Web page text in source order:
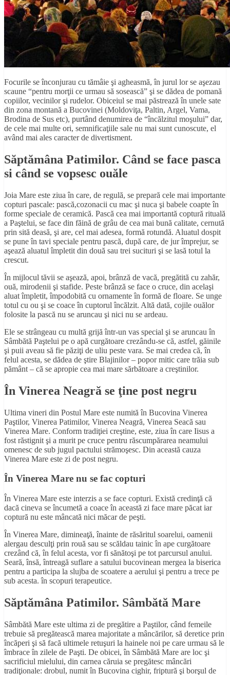
Focurile se înconjurau cu tămâie şi agheasmă, în jurul lor se aşezau
scaune “pentru morţii ce urmau să sosească” şi se dădea de pomană
copiilor, vecinilor şi rudelor. Obiceiul se mai păstrează în unele sate
din zona montană a Bucovinei (Moldoviţa, Paltin, Argel, Vama,
Brodina de Sus etc), purtând denumirea de “încălzitul moşului” dar,
de cele mai multe ori, semnificaţiile sale nu mai sunt cunoscute, el
având mai ales caracter de divertisment.
Săptămâna Patimilor. Când se face pasca
si când se vopsesc ouăle
Joia Mare este ziua în care, de regulă, se prepară cele mai importante
copturi pascale: pască,cozonacii cu mac şi nuca şi babele coapte în
forme speciale de ceramică. Pască cea mai importantă coptură rituală
a Paştelui, se face din făină de grâu de cea mai bună calitate, cernută
prin sită deasă, şi are, cel mai adesea, formă rotundă. Aluatul dospit
se pune în tavi speciale pentru pască, după care, de jur împrejur, se
aşează aluatul împletit din două sau trei sucituri şi se lasă totul la
crescut.
În mijlocul tăvii se aşează, apoi, brânză de vacă, pregătită cu zahăr,
ouă, mirodenii şi stafide. Peste brânză se face o cruce, din acelaşi
aluat împletit, împodobită cu ornamente în formă de floare. Se unge
totul cu ou şi se coace în cuptorul încălzit. Altă dată, cojile ouălor
folosite la pască nu se aruncau şi nici nu se ardeau.
Ele se strângeau cu multă grijă într-un vas special şi se aruncau în
Sâmbătă Paştelui pe o apă curgătoare crezându-se că, astfel, găinile
şi puii aveau să fie păziţi de uliu peste vara. Se mai credea că, în
felul acesta, se dădea de ştire Blajinilor – popor mitic care trăia sub
pământ – că se apropie cea mai mare sărbătoare a creştinilor.
În Vinerea Neagră se ţine post negru
Ultima vineri din Postul Mare este numită în Bucovina Vinerea
Paştilor, Vinerea Patimilor, Vinerea Neagră, Vinerea Seacă sau
Vinerea Mare. Conform tradiţiei creştine, este, ziua în care Iisus a
fost răstignit şi a murit pe cruce pentru răscumpărarea neamului
omenesc de sub jugul pactului strămoşesc. Din această cauza
Vinerea Mare este zi de post negru.
În Vinerea Mare nu se fac copturi
În Vinerea Mare este interzis a se face copturi. Există credinţă că
dacă cineva se încumetă a coace în această zi face mare păcat iar
coptură nu este mâncată nici măcar de peşti.
În Vinerea Mare, dimineaţă, înainte de răsăritul soarelui, oamenii
alergau desculţi prin rouă sau se scăldau tainic în ape curgătoare
crezând că, în felul acesta, vor fi sănătoşi pe tot parcursul anului.
Seară, însă, întreagă suflare a satului bucovinean mergea la biserica
pentru a participa la slujba de scoatere a aerului şi pentru a trece pe
sub acesta. în scopuri terapeutice.
Săptămâna Patimilor. Sâmbătă Mare
Sâmbătă Mare este ultima zi de pregătire a Paştilor, când femeile
trebuie să pregătească marea majoritate a mâncărilor, să deretice prin
încăperi şi să facă ultimele retuşuri la hainele noi pe care urmau să le
îmbrace în zilele de Paşti. De obicei, în Sâmbătă Mare are loc şi
sacrificiul mielului, din carnea căruia se pregătesc mâncări
tradiţionale: drobul, numit în Bucovina cighir, friptură şi borşul de